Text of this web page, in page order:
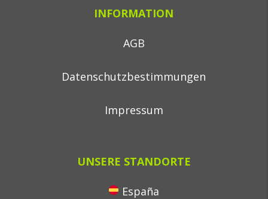
INFORMATION
AGB
Datenschutzbestimmungen
Impressum
UNSERE STANDORTE
España